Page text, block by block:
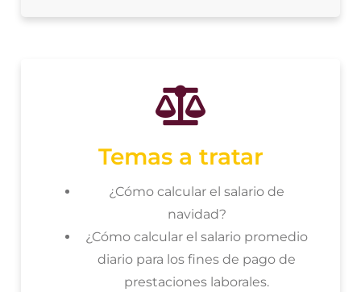
Temas a tratar
¿Cómo calcular el salario de
navidad?
¿Cómo calcular el salario promedio
diario para los fines de pago de
prestaciones laborales.